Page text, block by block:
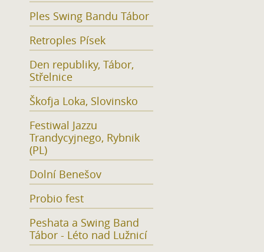
Ples Swing Bandu Tábor
Retroples Písek
Den republiky, Tábor,
Střelnice
Škofja Loka, Slovinsko
Festiwal Jazzu
Trandycyjnego, Rybnik
(PL)
Dolní Benešov
Probio fest
Peshata a Swing Band
Tábor - Léto nad Lužnicí